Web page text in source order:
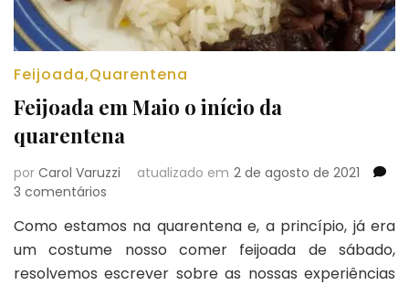
Feijoada,Quarentena
Feijoada em Maio o início da
quarentena
por Carol Varuzzi atualizado em 2 de agosto de 2021
3 comentários
em
Maio
o
Como estamos na quarentena e, a princípio, já era
um costume nosso comer feijoada de sábado,
resolvemos escrever sobre as nossas experiências